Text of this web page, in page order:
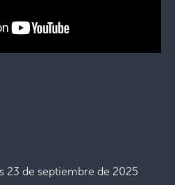
23 de septiembre de 2025